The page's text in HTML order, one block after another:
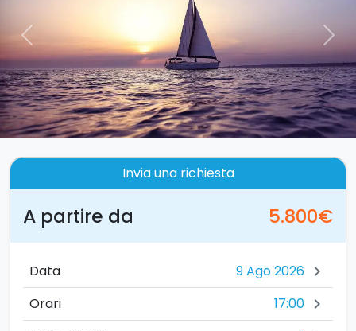
Previous Next
Invia una richiesta
A partire da 5.800€
Data chevron_right
Orari 17:00 chevron_right